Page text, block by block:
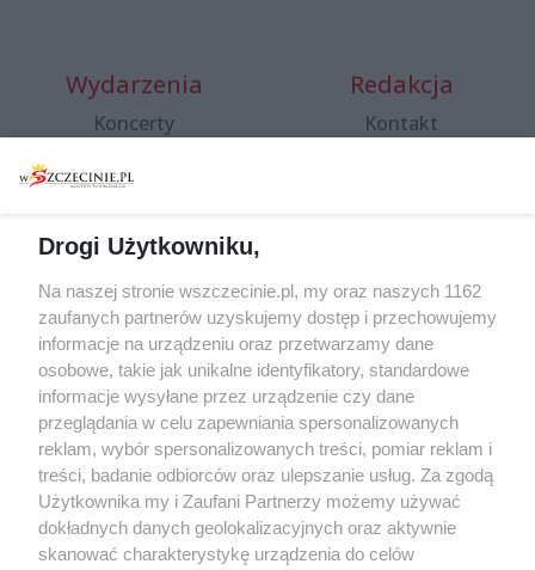
Wydarzenia
Koncerty
Spacery i oprowadzania
targi
Wernisaże
Więcej
Redakcja
Kontakt
Specjalny koncert z okazji
20. urodzin portalu
wSzczecinie.pl
Regulamin konkursów
śniadaniówka "Hej
Szczecin! Jest piątek!"
Partnerzy
Drogi Użytkowniku,
Na naszej stronie wszczecinie.pl, my oraz naszych 1162
zaufanych partnerów uzyskujemy dostęp i przechowujemy
informacje na urządzeniu oraz przetwarzamy dane
osobowe, takie jak unikalne identyfikatory, standardowe
informacje wysyłane przez urządzenie czy dane
przeglądania w celu zapewniania spersonalizowanych
reklam, wybór spersonalizowanych treści, pomiar reklam i
treści, badanie odbiorców oraz ulepszanie usług. Za zgodą
Użytkownika my i Zaufani Partnerzy możemy używać
dokładnych danych geolokalizacyjnych oraz aktywnie
skanować charakterystykę urządzenia do celów